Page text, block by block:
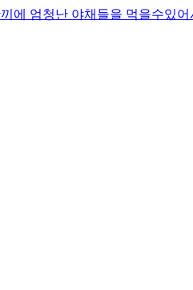
에 엄청난 야채들을 먹을수있